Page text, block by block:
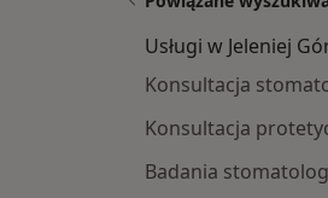
Usługi w Jeleniej
Konsultacja
Konsultacja
Badania